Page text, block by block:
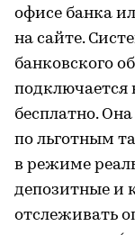
офисе банка
на сайте.
банковского
подключается
бесплатно.
по льготным
в режиме
депозитные и
отслеживать